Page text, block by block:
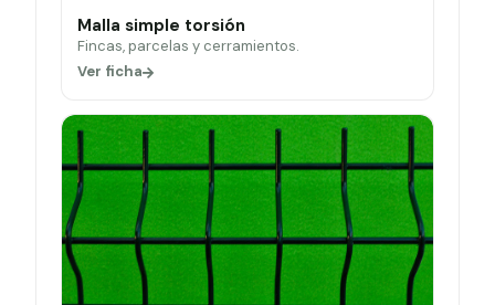
Malla simple torsión
Fincas, parcelas y cerramientos.
Ver ficha